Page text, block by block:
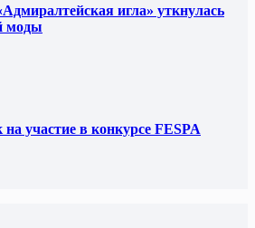
игла» уткнулась
моды
участие в конкурсе FESPA